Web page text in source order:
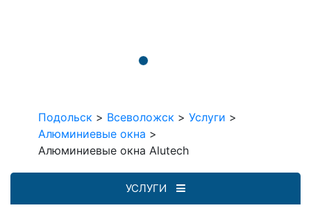
Подольск > Всеволожск > Услуги >
Алюминиевые окна >
Алюминиевые окна Alutech
УСЛУГИ